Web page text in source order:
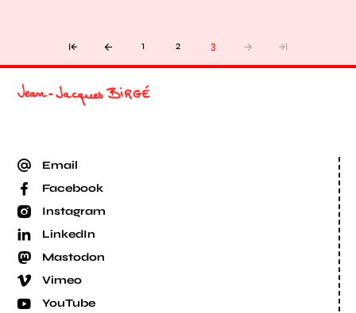
1 2 3
Email
Facebook
Instagram
LinkedIn
Mastodon
Vimeo
YouTube